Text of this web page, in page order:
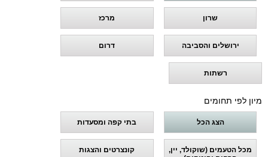
שרון מרכז
ירושלים והסביבה דרום
רשתות
מיון לפי תחומים
הצג הכל בתי קפה ומסעדות
מכל הטעמים (שוקולד, יין,
קונצרטים והצגות